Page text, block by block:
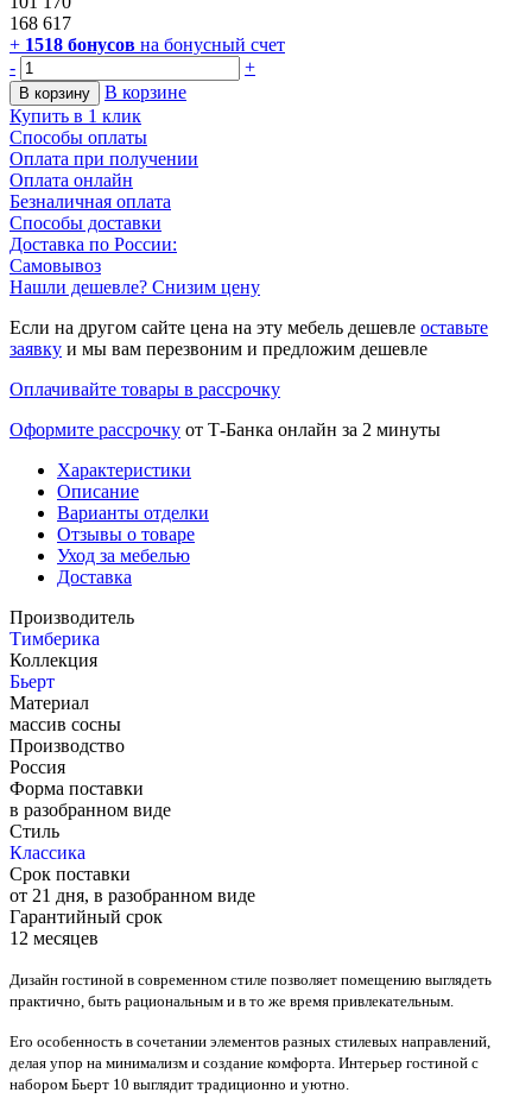
168 617
+ 1518 бонусов на бонусный счет
-
+
В корзину
В корзине
Купить в 1 клик
Способы оплаты
Оплата при получении
Оплата онлайн
Безналичная оплата
Способы доставки
Доставка по России:
Самовывоз
Нашли дешевле? Снизим цену
Если на другом сайте цена на эту мебель дешевле оставьте
заявку и мы вам перезвоним и предложим дешевле
Оплачивайте товары в рассрочку
Оформите рассрочку от Т-Банка онлайн за 2 минуты
Характеристики
Описание
Варианты отделки
Отзывы о товаре
Уход за мебелью
Доставка
Производитель
Тимберика
Коллекция
Бьерт
Материал
массив сосны
Производство
Россия
Форма поставки
в разобранном виде
Стиль
Классика
Срок поставки
от 21 дня, в разобранном виде
Гарантийный срок
12 месяцев
Дизайн гостиной в современном стиле позволяет помещению выглядеть
практично, быть рациональным и в то же время привлекательным.
Его особенность в сочетании элементов разных стилевых направлений,
делая упор на минимализм и создание комфорта. Интерьер гостиной с
набором Бьерт 10 выглядит традиционно и уютно.